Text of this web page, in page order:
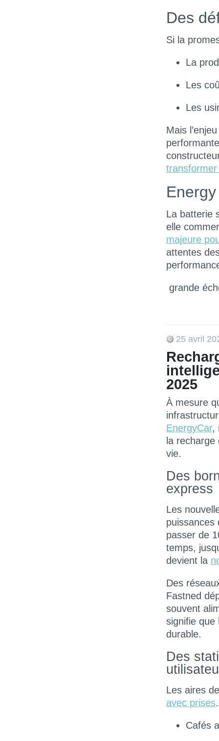
Des
Si la
La
Les
Les
Mais
La batterie
elle
majeure
attentes
grande
25 avril
2025
À mesure
EnergyCar,
la recharge
vie.
Des
express
Les
passer de
temps,
devient la
Des
Fastned
souvent
signifie
durable.
Des
Les aires
avec prises
Cafés